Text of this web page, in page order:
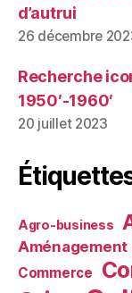
d’autrui
26 décembre
Recherche
1950′-1960′
20 juillet 2023
Agro-business
Commerce